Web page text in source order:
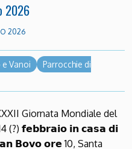
2026
2026
Vanoi
Parrocchie di
Giornata Mondiale del
(?) 𝗳𝗲𝗯𝗯𝗿𝗮𝗶𝗼 𝗶𝗻 𝗰𝗮𝘀𝗮 𝗱𝗶
𝗕𝗼𝘃𝗼 𝗼𝗿𝗲 10, Santa